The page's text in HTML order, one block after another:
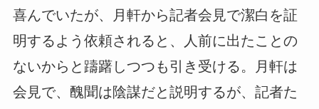
喜んでいたが、月軒から記者会見で潔白を証
明するよう依頼されると、人前に出たことの
ないからと躊躇しつつも引き受ける。月軒は
会見で、醜聞は陰謀だと説明するが、記者た